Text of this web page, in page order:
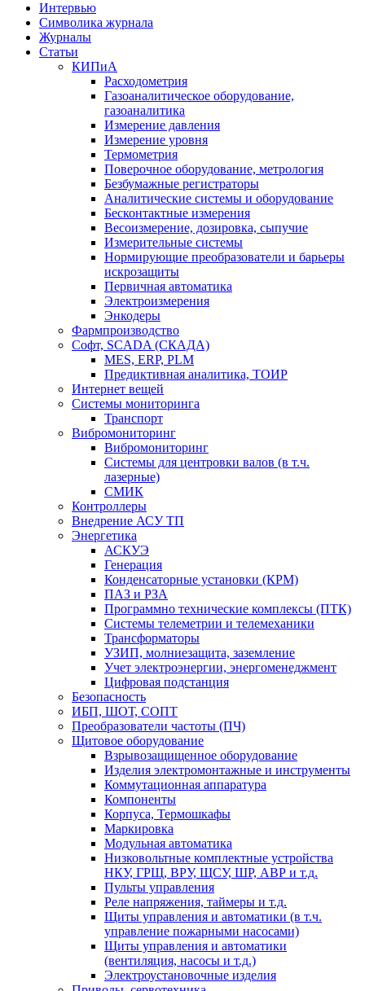
Интервью
Символика журнала
Журналы
Статьи
КИПиА
Расходометрия
Газоаналитическое оборудование,
газоаналитика
Измерение давления
Измерение уровня
Термометрия
Поверочное оборудование, метрология
Безбумажные регистраторы
Аналитические системы и оборудование
Бесконтактные измерения
Весоизмерение, дозировка, сыпучие
Измерительные системы
Нормирующие преобразователи и барьеры
искрозащиты
Первичная автоматика
Электроизмерения
Энкодеры
Фармпроизводство
Софт, SCADA (СКАДА)
MES, ERP, PLM
Предиктивная аналитика, ТОИР
Интернет вещей
Системы мониторинга
Транспорт
Вибромониторинг
Вибромониторинг
Системы для центровки валов (в т.ч.
лазерные)
СМИК
Контроллеры
Внедрение АСУ ТП
Энергетика
АСКУЭ
Генерация
Конденсаторные установки (КРМ)
ПАЗ и РЗА
Программно технические комплексы (ПТК)
Системы телеметрии и телемеханики
Трансформаторы
УЗИП, молниезащита, заземление
Учет электроэнергии, энергоменеджмент
Цифровая подстанция
Безопасность
ИБП, ШОТ, СОПТ
Преобразователи частоты (ПЧ)
Щитовое оборудование
Взрывозащищенное оборудование
Изделия электромонтажные и инструменты
Коммутационная аппаратура
Компоненты
Корпуса, Термошкафы
Маркировка
Модульная автоматика
Низковольтные комплектные устройства
НКУ, ГРЩ, ВРУ, ЩСУ, ШР, АВР и т.д.
Пульты управления
Реле напряжения, таймеры и т.д.
Щиты управления и автоматики (в т.ч.
управление пожарными насосами)
Щиты управления и автоматики
(вентиляция, насосы и т.д.)
Электроустановочные изделия